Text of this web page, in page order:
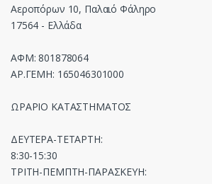
Αεροπόρων 10, Παλαιό Φάληρο
17564 - Ελλάδα
ΑΦΜ: 801878064
ΑΡ.ΓΕΜΗ: 165046301000
ΩΡΑΡΙΟ ΚΑΤΑΣΤΗΜΑΤΟΣ
ΔΕΥΤΕΡΑ-ΤΕΤΑΡΤΗ:
8:30-15:30
ΤΡΙΤΗ-ΠΕΜΠΤΗ-ΠΑΡΑΣΚΕΥΗ: